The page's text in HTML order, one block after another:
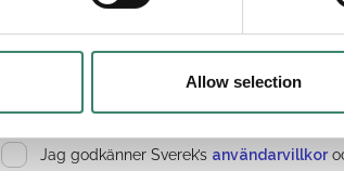
Allow selection
Jag godkänner Sverek’s användarvillkor